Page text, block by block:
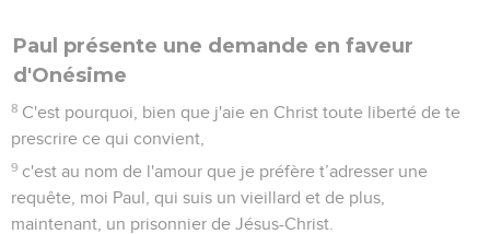
Paul présente une demande en faveur
d'Onésime
8 C'est pourquoi, bien que j'aie en Christ toute liberté de te
prescrire ce qui convient,
9 c'est au nom de l'amour que je préfère t’adresser une
requête, moi Paul, qui suis un vieillard et de plus,
maintenant, un prisonnier de Jésus-Christ.